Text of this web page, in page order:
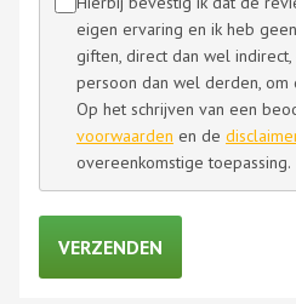
eigen ervaring en ik heb
giften, direct dan wel
persoon dan wel derden,
Op het schrijven van een
voorwaarden en de
overeenkomstige toepassing.